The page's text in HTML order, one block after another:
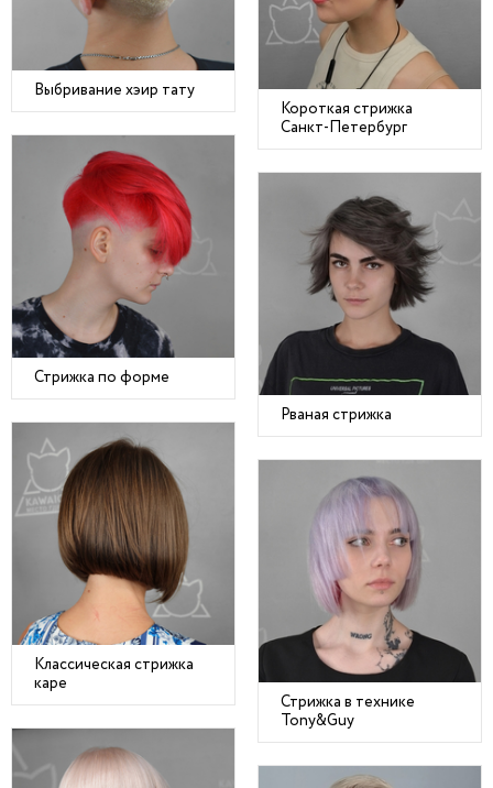
Выбривание хэир тату
Короткая стрижка
Санкт-Петербург
Стрижка по форме
Рваная стрижка
Классическая стрижка
каре
Стрижка в технике
Tony&Guy